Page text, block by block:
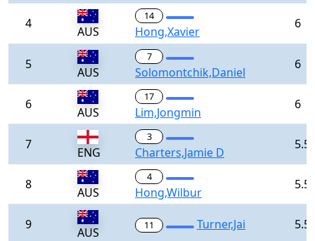
4
AUS
14
Hong,Xavier
6
5
AUS
7
Solomontchik,Daniel
6
6
AUS
17
Lim,Jongmin
6
7
ENG
3
Charters,Jamie D
5.5
8
AUS
4
Hong,Wilbur
5.5
9
AUS 11 Turner,Jai 5.5